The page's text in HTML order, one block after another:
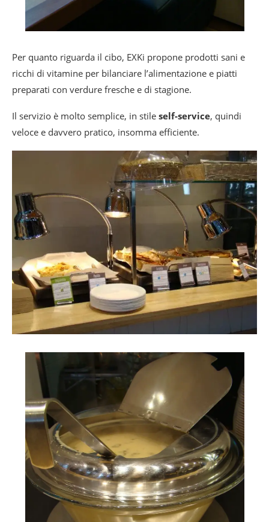
Per quanto riguarda il cibo, EXKi propone prodotti sani e
ricchi di vitamine per bilanciare l’alimentazione e piatti
preparati con verdure fresche e di stagione.
Il servizio è molto semplice, in stile self-service, quindi
veloce e davvero pratico, insomma efficiente.